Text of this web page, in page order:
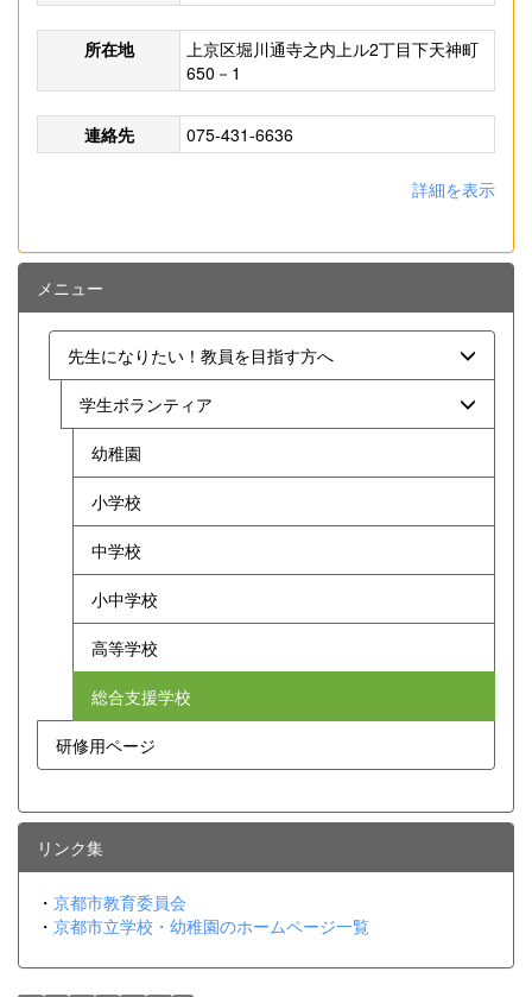
所在地
上京区堀川通寺之内上ル2丁目下天神町
650－1
連絡先 075-431-6636
詳細を表示
メニュー
先生になりたい！教員を目指す方へ
学生ボランティア
幼稚園
小学校
中学校
小中学校
高等学校
総合支援学校
研修用ページ
リンク集
・ 京都市教育委員会
・ 京都市立学校・幼稚園のホームページ一覧